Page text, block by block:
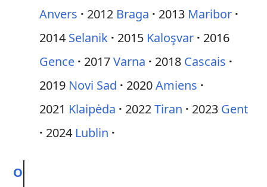
Anvers
2012 Braga 2013 Maribor
2014 Selanik 2015 Kaloşvar
2016
Gence
2017Varna 2018 Cascais
2019 Novi Sad 2020Amiens
2021 Klaipėda 2022Tiran 2023 Gent
2024 Lublin
O